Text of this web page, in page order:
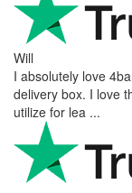
Will
I absolutely love
delivery box. I love
utilize for lea ...